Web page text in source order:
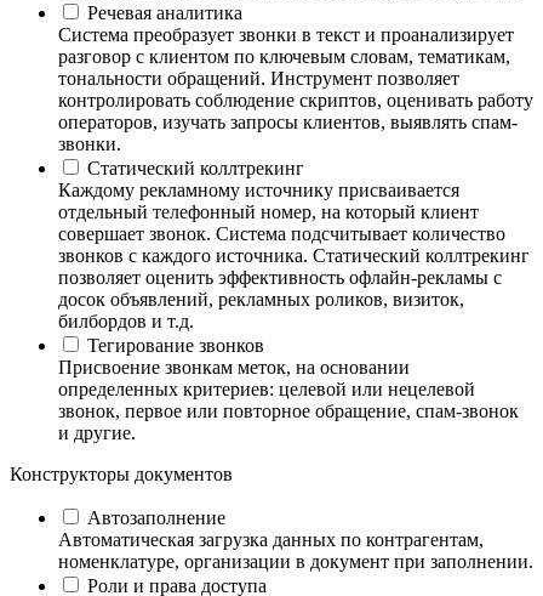
Речевая аналитика
Система преобразует звонки в текст и проанализирует
разговор с клиентом по ключевым словам, тематикам,
тональности обращений. Инструмент позволяет
контролировать соблюдение скриптов, оценивать работу
операторов, изучать запросы клиентов, выявлять спам-
звонки.
Статический коллтрекинг
Каждому рекламному источнику присваивается
отдельный телефонный номер, на который клиент
совершает звонок. Система подсчитывает количество
звонков с каждого источника. Статический коллтрекинг
позволяет оценить эффективность офлайн-рекламы с
досок объявлений, рекламных роликов, визиток,
билбордов и т.д.
Тегирование звонков
Присвоение звонкам меток, на основании
определенных критериев: целевой или нецелевой
звонок, первое или повторное обращение, спам-звонок
и другие.
Конструкторы документов
Автозаполнение
Автоматическая загрузка данных по контрагентам,
номенклатуре, организации в документ при заполнении.
Роли и права доступа